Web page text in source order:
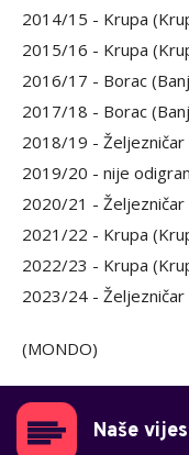
2014/15 - Krupa
2015/16 - Krupa
2016/17 - Borac
2017/18 - Borac
2018/19 - Željezničar
2019/20 - nije
2020/21 - Željezničar
2021/22 - Krupa
2022/23 - Krupa
2023/24 - Željezničar
(MONDO)
Naše